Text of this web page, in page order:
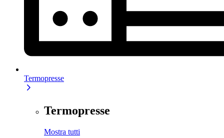
Termopresse
Termopresse
Mostra tutti